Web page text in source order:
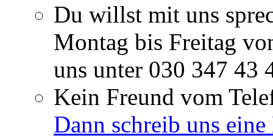
Du willst mit uns
Montag bis Freitag
uns unter 030 347 43
Kein Freund vom
Dann schreib uns